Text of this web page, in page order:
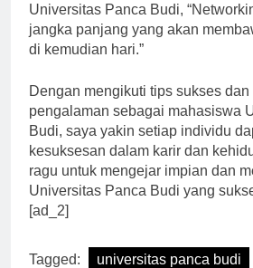
Universitas Panca Budi,
jangka panjang yang akan
di kemudian hari.”
Dengan mengikuti tips sukses
pengalaman sebagai mahasiswa
Budi, saya yakin setiap individu
kesuksesan dalam karir dan
ragu untuk mengejar impian dan
Universitas Panca Budi yang
[ad_2]
Tagged: universitas panca budi